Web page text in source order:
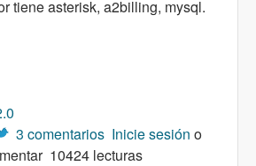
tiene asterisk, a2billing, mysql.
usuarios y llamadas
3 comentarios Inicie sesión o
10424 lecturas